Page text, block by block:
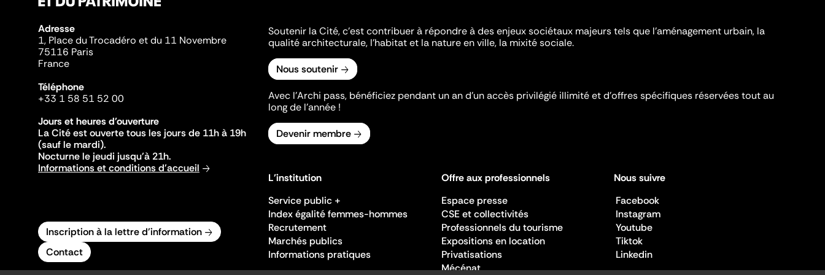
Adresse
1, Place du Trocadéro et du 11 Novembre
75116 Paris
France
Téléphone
+33 1 58 51 52 00
Jours et heures d'ouverture
La Cité est ouverte tous les jours de 11h à 19h
(sauf le mardi).
Nocturne le jeudi jusqu'à 21h.
Informations et conditions d'accueil
Inscription à la lettre d'information
Contact
Soutenir la Cité, c'est contribuer à répondre à des enjeux sociétaux majeurs tels que l'aménagement urbain, la
qualité architecturale, l'habitat et la nature en ville, la mixité sociale.
Nous soutenir
Avec l’Archi pass, bénéficiez pendant un an d’un accès privilégié illimité et d’offres spécifiques réservées tout au
long de l’année !
Devenir membre
L'institution
Service public +
Index égalité femmes-hommes
Recrutement
Marchés publics
Informations pratiques
Offre aux professionnels
Espace presse
CSE et collectivités
Professionnels du tourisme
Expositions en location
Privatisations
Mécénat
Nous suivre
Facebook
Instagram
Youtube
Tiktok
Linkedin